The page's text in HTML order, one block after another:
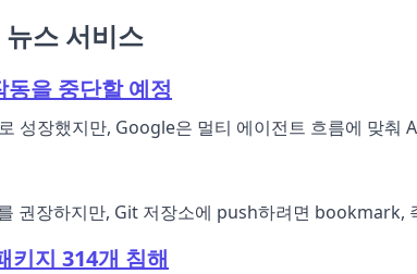
스 서비스
을 중단할 예정
성장했지만, Google은 멀티 에이전트 흐름에 맞춰
권장하지만, Git 저장소에 push하려면 bookmark,
지 314개 침해